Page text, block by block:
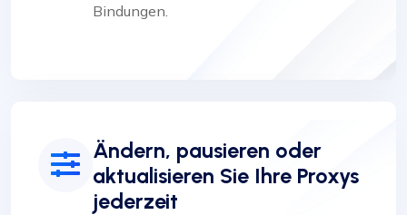
Bindungen.
Ändern, pausieren oder
aktualisieren Sie Ihre Proxys
jederzeit